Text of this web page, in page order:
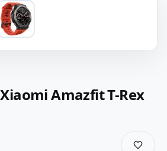
Amazfit T-Rex